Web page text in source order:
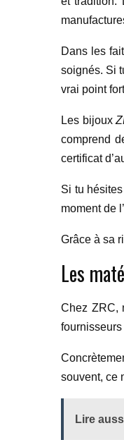
Dans les
soignés. Si
vrai point
Les bijoux
comprend
certificat
Si tu
moment de
Grâce à sa
Les
Chez ZRC,
souvent, ce
Lire